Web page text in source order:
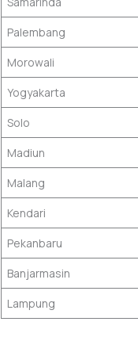
Palembang
Morowali
Yogyakarta
Solo
Madiun
Malang
Kendari
Pekanbaru
Banjarmasin
Lampung